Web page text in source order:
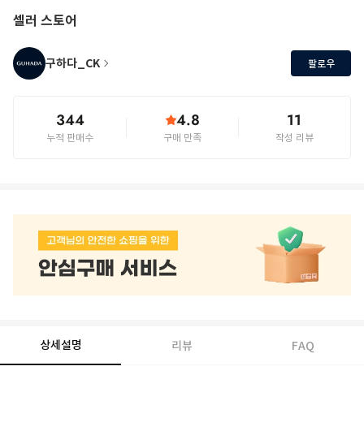
셀러 스토어
구하다_CK 팔로우
344
누적 판매수
4.8
구매 만족
11
작성 리뷰
상세설명 리뷰 FAQ